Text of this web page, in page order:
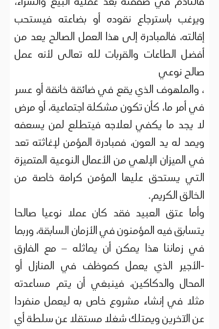
ويرغب باسترجاع نقوده أو بضاعته فيستحب
إقالته، فالمبادرة إلى هذا العمل الصالح يعد من
أفضل الطاعات والقربات لله تعالى لأنه عمل
صالح نوعي
، والملهوف الذي يقع في ضائقة خانقة أو عسر
في أمر ما، كأن تكون مشكلة اجتماعية، أو مرض
لا يجد ما يكفي لعلاجه فيتطلع لمن يسعفه
ويمد له يد العون، فمبادرة المؤمن لإغاثته تعد
في الميزان الإلهي من الأعمال النوعية المتميزة
التي يستحق عليها المؤمن كرامة خاصة من
الخالق الكريم.
وأما عتق العبيد فقد كان عملا نوعيا صالحا
يتسابق فيه المؤمنون في الأزمان السابقة، وربما
في زماننا هذا يمكن أن يماثله – مع الفارق
-الأجير الذي يعمل كموظف في المنازل أو
المحال والدكاكين، فينبغي أن يتم مساعدته
مثلا في إنشاء مشروع خاص به ليعمل منفردا
عن الآخرين ويمتلك شغلا مستقلا عن سلطة أي